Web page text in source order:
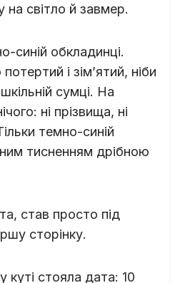
на світло й завмер.
синій обкладинці.
і зім’ятий, ніби
сумці. На
ні прізвища, ні
темно-синій
тисненням дрібною
став просто під
сторінку.
стояла дата: 10